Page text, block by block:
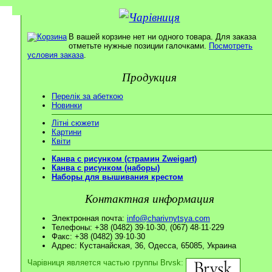
В вашей корзине нет ни одного товара. Для заказа
отметьте нужные позиции галочками. Посмотреть
условия заказа.
Продукция
Перелік за абеткою
Новинки
Літні сюжети
Картини
Квіти
Канва с рисунком (страмин Zweigart)
Канва с рисунком (наборы)
Наборы для вышивания крестом
Контактная информация
Электронная почта: info@charivnytsya.com
Телефоны: +38 (0482) 39·10·30, (067) 48·11·229
Факс: +38 (0482) 39·10·30
Адрес: Кустанайская, 36, Одесса, 65085, Украина
Чарівниця является частью группы Brvsk: